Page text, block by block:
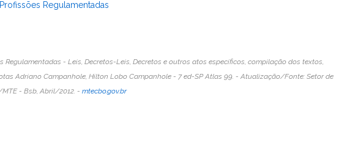
Regulamentadas
Regulamentadas - Leis, Decretos-Leis, Decretos e outros atos específicos, compilação dos textos,
Adriano Campanhole, Hilton Lobo Campanhole - 7 ed-SP Atlas 99. - Atualização/Fonte: Setor de
- Bsb, Abril/2012. - mtecbo.gov.br